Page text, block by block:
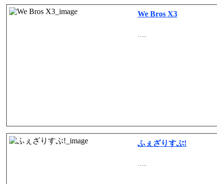
We Bros X3
…..
ふぇざりすぶ!
…..